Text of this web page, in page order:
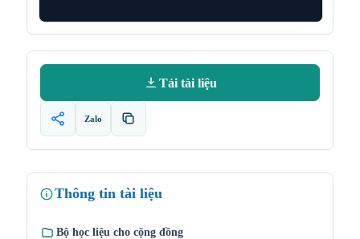
Tải tài liệu
Zalo
Thông tin tài liệu
Bộ học liệu cho cộng đồng